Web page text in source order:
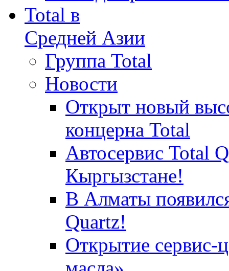
Total в
Средней Азии
Группа Total
Новости
Открыт новый
концерна Total
Автосервис Total
Кыргызстане!
В Алматы
Quartz!
Открытие сервис-